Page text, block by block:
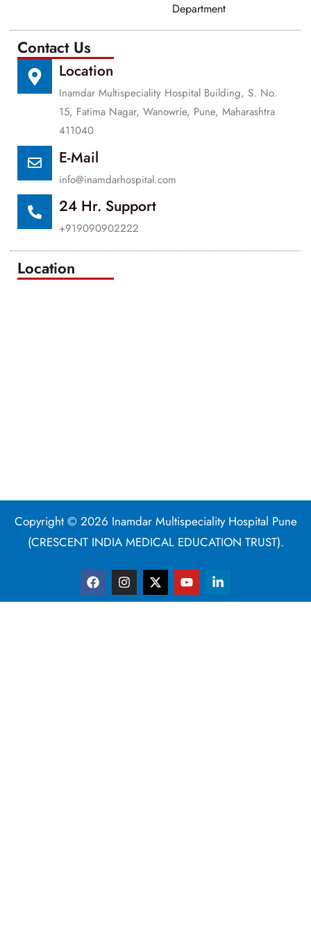
Department
Contact Us
Location
Inamdar Multispeciality Hospital Building, S. No.
15, Fatima Nagar, Wanowrie, Pune, Maharashtra
411040
E-Mail
info@inamdarhospital.com
24 Hr. Support
+919090902222
Location
Copyright © 2026 Inamdar Multispeciality Hospital Pune
(CRESCENT INDIA MEDICAL EDUCATION TRUST).
F
a
c
I
n
s
X
-
t
Y
o
u
L
i
n